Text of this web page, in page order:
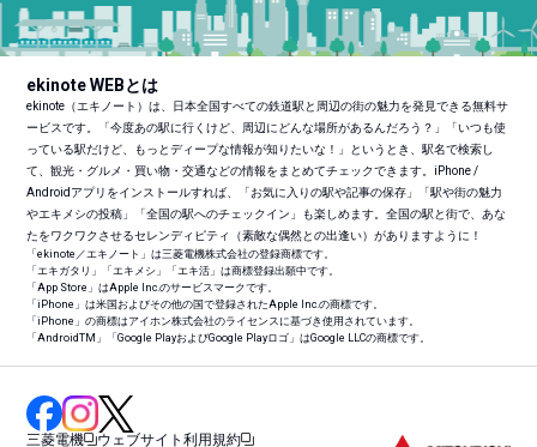
ekinote WEBとは
ekinote（エキノート）は、日本全国すべての鉄道駅と周辺の街の魅力を発見できる無料サ
ービスです。「今度あの駅に行くけど、周辺にどんな場所があるんだろう？」「いつも使
っている駅だけど、もっとディープな情報が知りたいな！」というとき、駅名で検索し
て、観光・グルメ・買い物・交通などの情報をまとめてチェックできます。iPhone /
Androidアプリをインストールすれば、「お気に入りの駅や記事の保存」「駅や街の魅力
やエキメシの投稿」「全国の駅へのチェックイン」も楽しめます。全国の駅と街で、あな
たをワクワクさせるセレンディピティ（素敵な偶然との出逢い）がありますように！
「ekinote／エキノート」は三菱電機株式会社の登録商標です。
「エキガタリ」「エキメシ」「エキ活」は商標登録出願中です。
「App Store」はApple Inc.のサービスマークです。
「iPhone」は米国およびその他の国で登録されたApple Inc.の商標です。
「iPhone」の商標はアイホン株式会社のライセンスに基づき使用されています。
「AndroidTM 」「Google PlayおよびGoogle Playロゴ」はGoogle LLCの商標です。
三菱電機
ウェブサイト利用規約